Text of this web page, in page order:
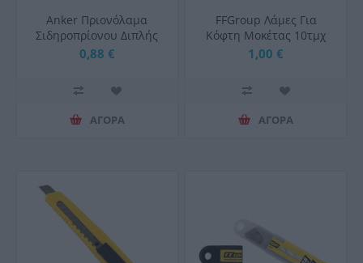
Anker Πριονόλαμα
Σιδηροπρίονου Διπλής
Οψης 300x25x0,80mm
0,88 €
ΑΓΟΡΑ
FFGroup Λάμες Για
Κόφτη Μοκέτας 10τμχ
9mm
1,00 €
ΑΓΟΡΑ